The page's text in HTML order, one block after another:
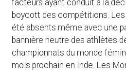
facteurs ayant conduit à la
boycott des compétitions. Les
été absents même avec une
bannière neutre des athlètes
championnats du monde
mois prochain en Inde. Les